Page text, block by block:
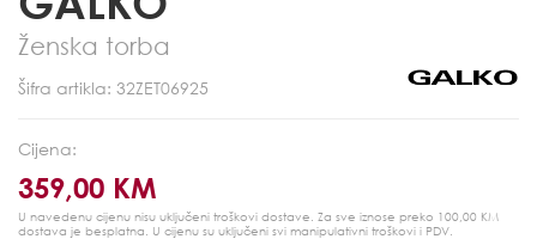
Ženska torba
Šifra artikla: 32ZET06925
Cijena:
359,00 KM
U navedenu cijenu nisu uključeni troškovi dostave. Za sve iznose preko 100,00 KM
dostava je besplatna. U cijenu su uključeni svi manipulativni troškovi i PDV.